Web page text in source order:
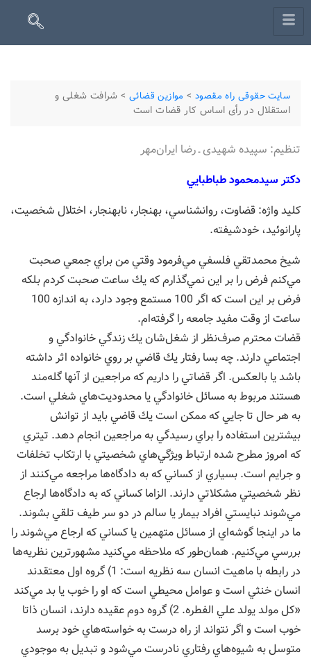
سایت حقوقی راه مقصود > موازین قضائی > شرافت شغلی و
استقلال در ر‌‌‌أی اساس کار قضات است
تنظیم: سپیده شهیدی ـ رضا ایران‌مهر
دكتر سيدمحمود طباطبايي
كليد واژه: قضاوت، روانشناسي، بهنجار، نابهنجار، اختلال شخصيت،
پارانوئيد، خودشيفته.
شيخ محمدتقي فلسفي مي‌فرمود وقتي من براي جمعي صحبت
مي‌كنم فرض را بر اين نمي‌گذارم كه يك ساعت صحبت كردم بلكه
فرض بر اين است كه اگر 100 مستمع وجود دارد، به اندازه 100
ساعت از وقت مفيد جامعه را گرفته‌ام.
قضات محترم صرف‌نظر از شغل‌شان يك زندگي خانوادگي و
اجتماعي دارند. چه بسا رفتار يك قاضي بر روي خانواده اثر داشته
باشد يا بالعكس. اگر قضاتي را داريم كه مراجعين از آنها گله‌مند
هستند مربوط به مسائل خانوادگي يا محدوديت‌هاي شغلي است.
به هر حال تا جايي كه ممكن است يك قاضي بايد از توانش
بيشترين استفاده را براي رسيدگي به مراجعين انجام دهد. تيتري
كه امروز مطرح شده ارتباط ويژگي‌هاي شخصيتي با ارتكاب تخلفات
و جرايم است. بسياري از كساني كه به دادگاه‌ها مراجعه مي‌كنند از
نظر شخصيتي مشكلاتي دارند. الزاما كساني كه به دادگاه‌ها ارجاع
مي‌شوند نبايستي افراد بيمار يا سالم در دو سر طيف تلقي بشوند.
ما در اينجا گوشه‌اي از مسائل متهمين يا كساني كه ارجاع مي‌شوند را
بررسي مي‌كنيم. همان‌طور كه ملاحظه مي‌كنيد مشهورترين نظريه‌ها
در رابطه با ماهيت انسان سه نظريه است: 1) گروه اول معتقدند
انسان خنثي است و عوامل محيطي است كه او را خوب يا بد مي‌كند
«كل مولد يولد علي الفطره. 2) گروه دوم عقيده دارند، انسان ذاتا
خوب است و اگر نتواند از راه درست به خواسته‌هاي خود برسد
متوسل به شيوه‌هاي رفتاري نادرست مي‌شود و تبديل به موجودي